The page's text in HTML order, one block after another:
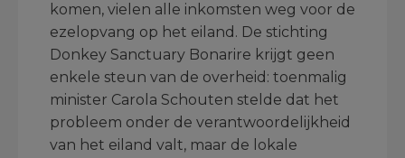
komen, vielen alle inkomsten weg voor de
ezelopvang op het eiland. De stichting
Donkey Sanctuary Bonarire krijgt geen
enkele steun van de overheid: toenmalig
minister Carola Schouten stelde dat het
probleem onder de verantwoordelijkheid
van het eiland valt, maar de lokale